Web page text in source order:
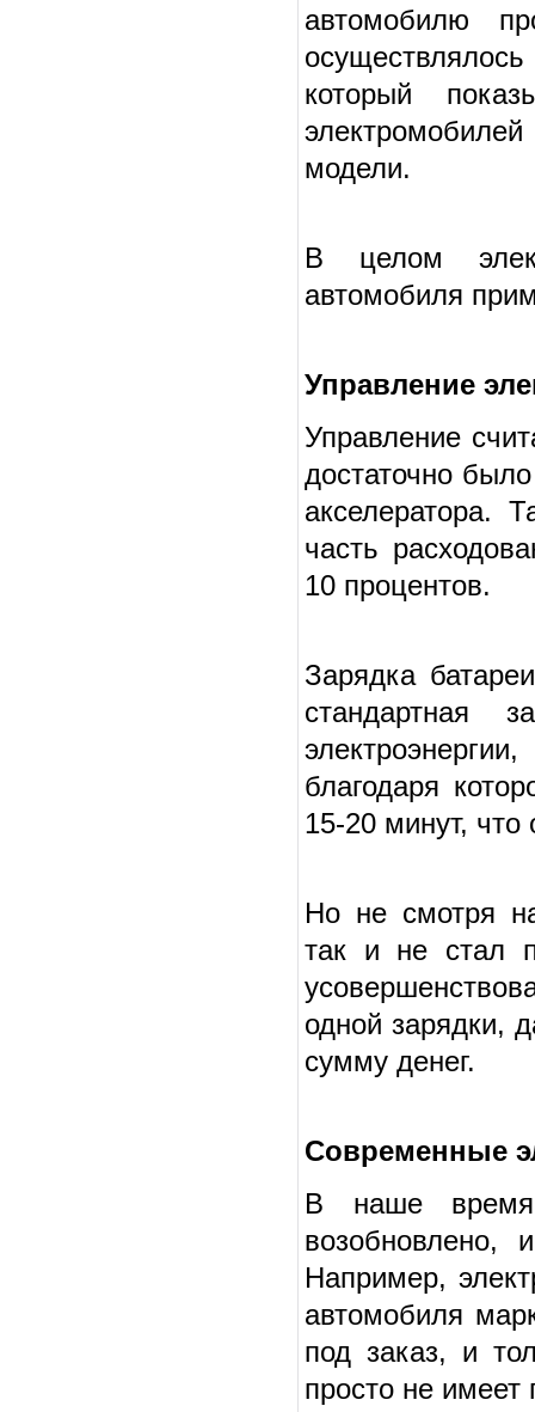
автомобилю
который
модели.
В целом
автомобиля
Управление
Управление
достаточно
акселератора.
часть
10 процентов.
Зарядка
стандартная
благодаря
15-20 минут,
Но не смотря
так и не стал
одной зарядки,
сумму денег.
Современные
В наше время
возобновлено,
Например,
автомобиля
под заказ, и
просто не имеет